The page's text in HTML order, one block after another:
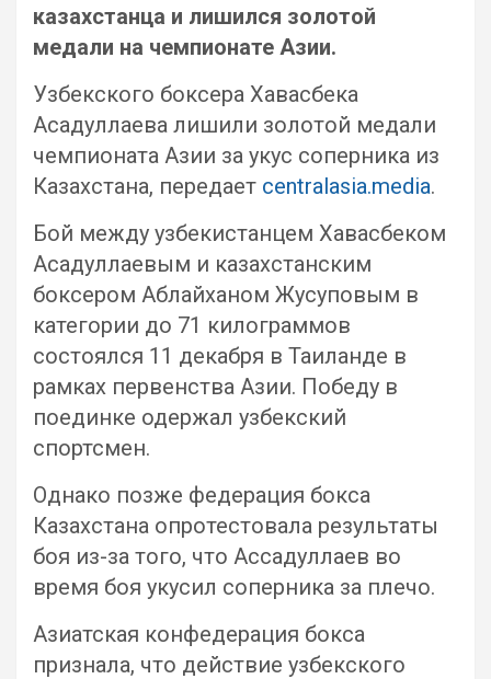
казахстанца и лишился золотой
медали на чемпионате Азии.
Узбекского боксера Хавасбека
Асадуллаева лишили золотой медали
чемпионата Азии за укус соперника из
Казахстана, передает centralasia.media.
Бой между узбекистанцем Хавасбеком
Асадуллаевым и казахстанским
боксером Аблайханом Жусуповым в
категории до 71 килограммов
состоялся 11 декабря в Таиланде в
рамках первенства Азии. Победу в
поединке одержал узбекский
спортсмен.
Однако позже федерация бокса
Казахстана опротестовала результаты
боя из-за того, что Ассадуллаев во
время боя укусил соперника за плечо.
Азиатская конфедерация бокса
признала, что действие узбекского